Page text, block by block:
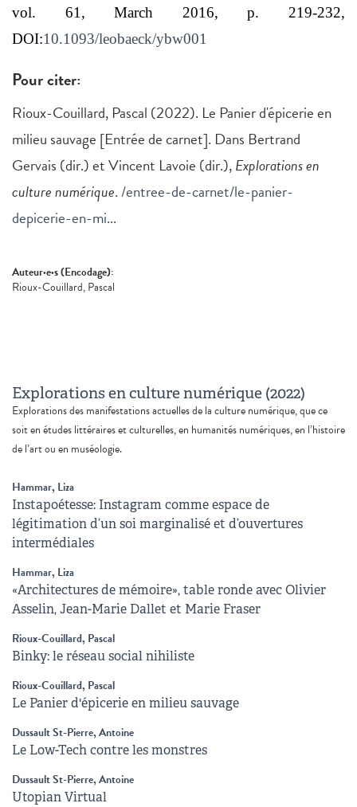
vol. 61, March 2016, p. 219-232,
DOI:10.1093/leobaeck/ybw001
Pour citer:
Rioux-Couillard, Pascal (2022). Le Panier d'épicerie en
milieu sauvage [Entrée de carnet]. Dans Bertrand
Gervais (dir.) et Vincent Lavoie (dir.),Explorations en
culture numérique./entree-de-carnet/le-panier-
depicerie-en-mi...
Auteur·e·s (Encodage):
Rioux-Couillard, Pascal
Explorations en culture numérique (2022)
Explorations des manifestations actuelles de la culture numérique, que ce
soit en études littéraires et culturelles, en humanités numériques, en l’histoire
de l’art ou en muséologie.
Hammar, Liza
Instapoétesse: Instagram comme espace de
légitimation d’un soi marginalisé et d’ouvertures
intermédiales
Hammar, Liza
«Architectures de mémoire», table ronde avec Olivier
Asselin, Jean-Marie Dallet et Marie Fraser
Rioux-Couillard, Pascal
Binky: le réseau social nihiliste
Rioux-Couillard, Pascal
Le Panier d'épicerie en milieu sauvage
Dussault St-Pierre, Antoine
Le Low-Tech contre les monstres
Dussault St-Pierre, Antoine
Utopian Virtual